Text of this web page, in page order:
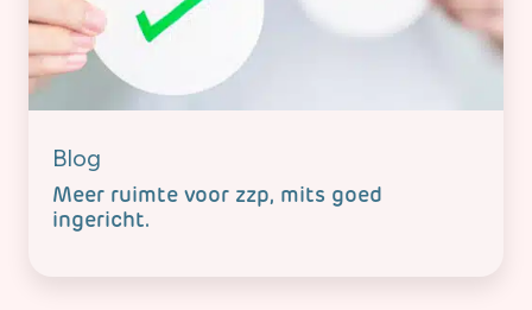
Blog
Meer ruimte voor zzp, mits goed
ingericht.